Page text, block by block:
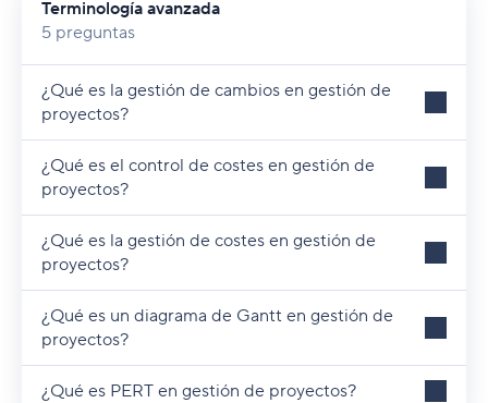
Terminología avanzada
5 preguntas
¿Qué es la gestión de cambios en gestión de
proyectos?
¿Qué es el control de costes en gestión de
proyectos?
¿Qué es la gestión de costes en gestión de
proyectos?
¿Qué es un diagrama de Gantt en gestión de
proyectos?
¿Qué es PERT en gestión de proyectos?